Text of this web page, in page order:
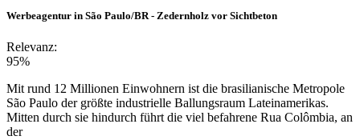
Werbeagentur in São Paulo/BR - Zedernholz vor Sichtbeton
Relevanz:
95%
Mit rund 12 Millionen Einwohnern ist die brasilianische Metropole
São Paulo der größte industrielle Ballungsraum Lateinamerikas.
Mitten durch sie hindurch führt die viel befahrene Rua Colômbia, an
der